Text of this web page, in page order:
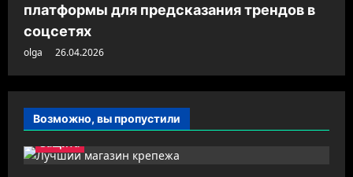
платформы для предсказания трендов в
соцсетях
olga 26.04.2026
Возможно, вы пропустили
Защита